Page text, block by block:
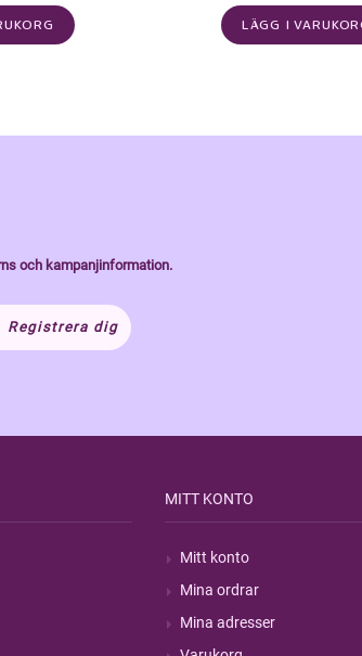
LÄGG I
och kampanjinformation.
Registrera dig
MITT KONTO
Mitt konto
Mina ordrar
Mina adresser